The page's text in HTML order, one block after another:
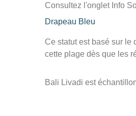
Consultez l'onglet Info
Drapeau Bleu
Ce statut est basé sur le
cette plage dès que les
Bali Livadi est